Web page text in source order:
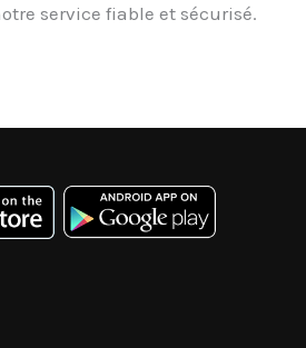
service fiable et sécurisé.